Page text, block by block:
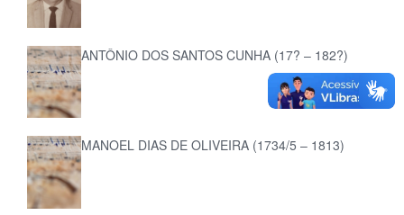
ANTÔNIO DOS SANTOS CUNHA (17? – 182?)
MANOEL DIAS DE OLIVEIRA (1734/5 – 1813)